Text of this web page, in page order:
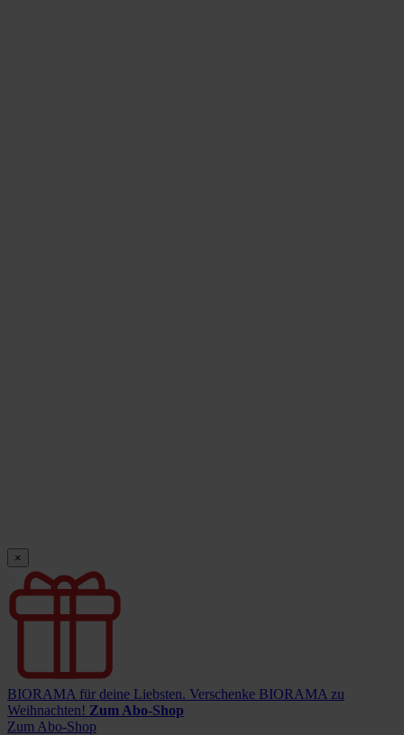
×
BIORAMA für deine Liebsten. Verschenke BIORAMA zu
Weihnachten! Zum Abo-Shop
Zum Abo-Shop